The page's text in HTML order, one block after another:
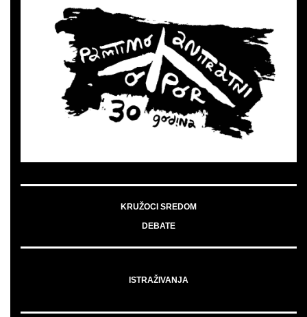
KRUŽOCI SREDOM
DEBATE
ISTRAŽIVANJA